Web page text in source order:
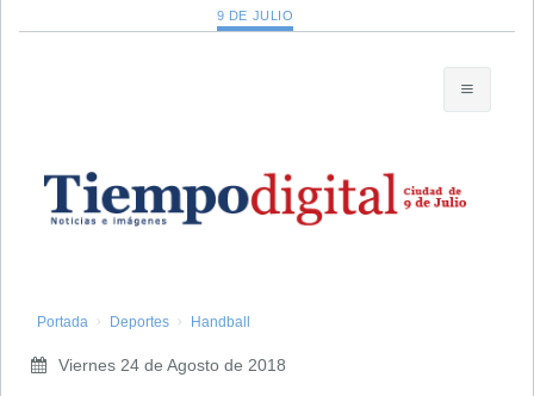
9 DE JULIO
Portada Deportes Handball
Viernes 24 de Agosto de 2018